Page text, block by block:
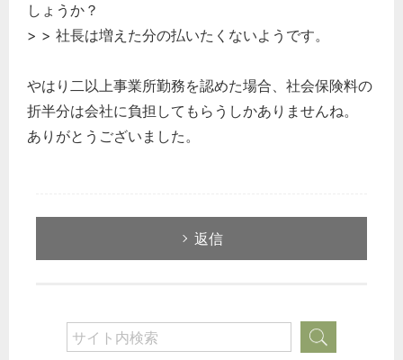
しょうか？
> > 社長は増えた分の払いたくないようです。
やはり二以上事業所勤務を認めた場合、社会保険料の
折半分は会社に負担してもらうしかありませんね。
ありがとうございました。
返信